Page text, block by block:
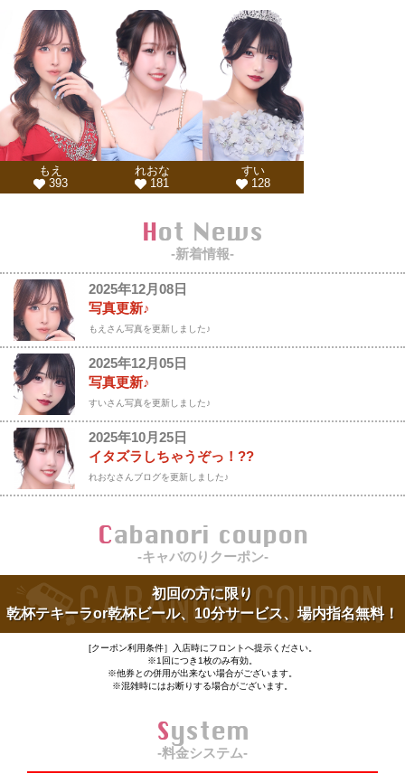
もえ
393
れおな
181
すい
128
Hot News
-新着情報-
2025年12月08日
写真更新♪
もえさん写真を更新しました♪
2025年12月05日
写真更新♪
すいさん写真を更新しました♪
2025年10月25日
イタズラしちゃうぞっ！?︎?︎
れおなさんブログを更新しました♪
Cabanori coupon
-キャバのりクーポン-
初回の方に限り
乾杯テキーラor乾杯ビール、10分サービス、場内指名無料！
[クーポン利用条件］入店時にフロントへ提示ください。
※1回につき1枚のみ有効。
※他券との併用が出来ない場合がございます。
※混雑時にはお断りする場合がございます。
System
-料金システム-